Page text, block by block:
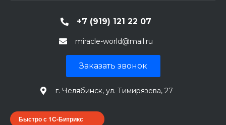
+7 (919) 121 22 07
miracle-world@mail.ru
Заказать звонок
г. Челябинск, ул. Тимирязева, 27
Быстро с 1С-Битрикс